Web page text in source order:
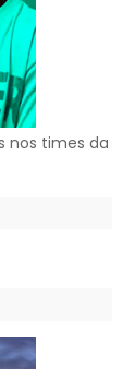
nos times da